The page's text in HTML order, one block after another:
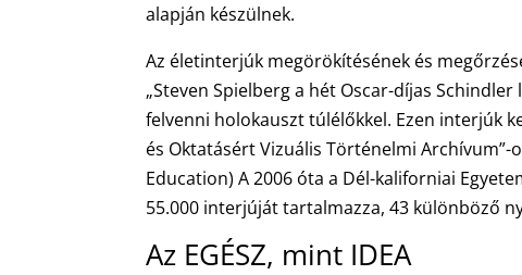
alapján készülnek.
Az életinterjúk megörökítésének és
„Steven Spielberg a hét Oscar-díjas
felvenni holokauszt túlélőkkel. Ezen interjúk
és Oktatásért Vizuális Történelmi
Education) A 2006 óta a Dél-kaliforniai
55.000 interjúját tartalmazza, 43 különböző
Az EGÉSZ, mint IDEA